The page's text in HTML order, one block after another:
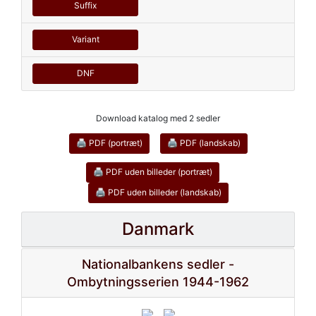
Suffix
Variant
DNF
Download katalog med 2 sedler
🖨 PDF (portræt) 🖨 PDF (landskab)
🖨 PDF uden billeder (portræt)
🖨 PDF uden billeder (landskab)
Danmark
Nationalbankens sedler -
Ombytningsserien 1944-1962